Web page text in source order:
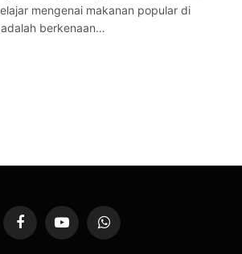
mengenai makanan popular di
berkenaan…
FacebookYouTubeWhatsApp